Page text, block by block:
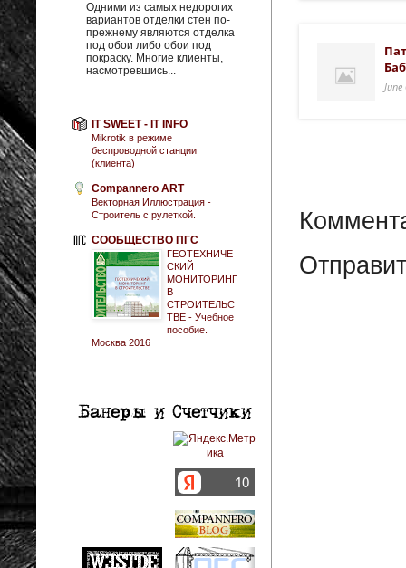
Одними из самых недорогих
вариантов отделки стен по-
прежнему являются отделка
под обои либо обои под
покраску. Многие клиенты,
насмотревшись...
IT SWEET - IT INFO
Mikrotik в режиме
беспроводной станции
(клиента)
Compannero ART
Векторная Иллюстрация -
Строитель с рулеткой.
СООБЩЕСТВО ПГС
ГЕОТЕХНИЧЕ
СКИЙ
МОНИТОРИНГ
В
СТРОИТЕЛЬС
ТВЕ - Учебное
пособие.
Москва 2016